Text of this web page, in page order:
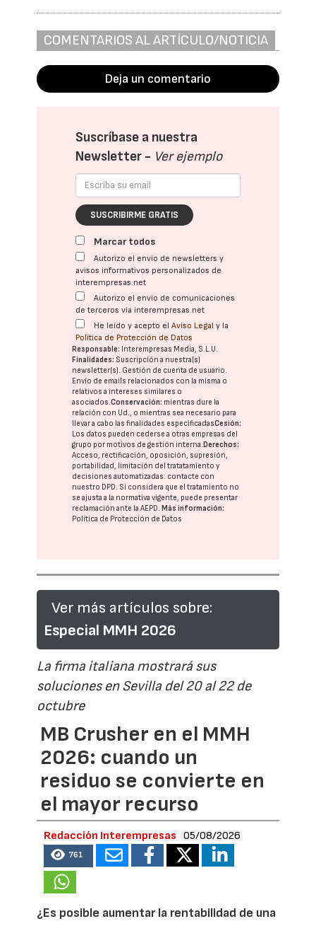
COMENTARIOS AL ARTÍCULO/NOTICIA
Deja un comentario
Suscríbase a nuestra
Newsletter - Ver ejemplo
SUSCRIBIRME GRATIS
Marcar todos
Autorizo el envío de newsletters y
avisos informativos personalizados de
interempresas.net
Autorizo el envío de comunicaciones
de terceros vía interempresas.net
He leído y acepto elAviso Legal y la
Política de Protección de Datos
Responsable: Interempresas Media, S.L.U.
Finalidades: Suscripción a nuestra(s)
newsletter(s). Gestión de cuenta de usuario.
Envío de emails relacionados con la misma o
relativos a intereses similares o
asociados.Conservación: mientras dure la
relación con Ud., o mientras sea necesario para
llevar a cabo las finalidades especificadasCesión:
Los datos pueden cederse a otras empresas del
grupo por motivos de gestión interna.Derechos:
Acceso, rectificación, oposición, supresión,
portabilidad, limitación del tratatamiento y
decisiones automatizadas: contacte con
nuestro DPD. Si considera que el tratamiento no
se ajusta a la normativa vigente, puede presentar
reclamación ante laAEPD.Más información:
Política de Protección de Datos
Ver más artículos sobre:
Especial MMH 2026
La firma italiana mostrará sus
soluciones en Sevilla del 20 al 22 de
octubre
MB Crusher en el MMH
2026: cuando un
residuo se convierte en
el mayor recurso
Redacción Interempresas 05/08/2026
761
¿Es posible aumentar la rentabilidad de una